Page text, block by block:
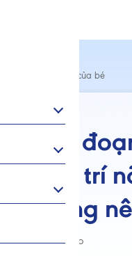
Sự phát triển của bé
03/04/2026
Giai
triển trí
không
Author: Friso